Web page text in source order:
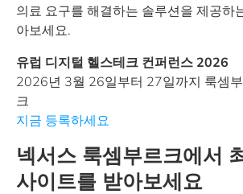
의료 요구를 해결하는 솔루션을 제공하
아보세요.
유럽 디지털 헬스테크 컨퍼런스 2026
2026년 3월 26일부터 27일까지 룩셈
크
지금 등록하세요
넥서스 룩셈부르크에서
사이트를 받아보세요